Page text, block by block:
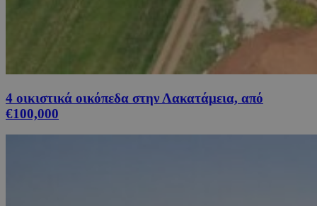
4 οικιστικά οικόπεδα στην Λακατάμεια, από
€100,000